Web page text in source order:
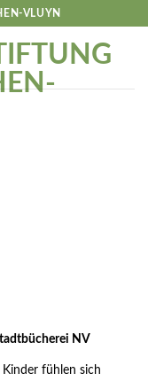
VLUYN
NV
Kinder fühlen sich